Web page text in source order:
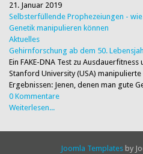
21. Januar 2019
Selbsterfüllende Prophezeiungen -
Genetik manipulieren können
Aktuelles
Gehirnforschung ab dem 50.
Ein FAKE-DNA Test zu
Stanford University (USA)
Ergebnissen: Jenen, denen man gute
0 Kommentare
Weiterlesen...
Joomla Templates by